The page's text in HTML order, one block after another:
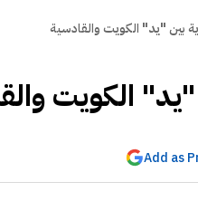
بين "يد" الكويت والقادسية
الكويت
Add as